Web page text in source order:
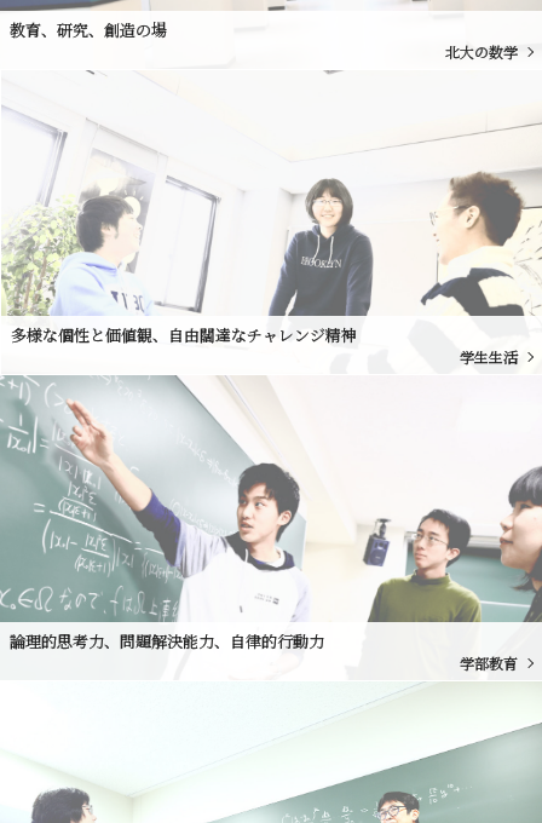
教育、研究、創造の場
北大の数学
多様な個性と価値観、自由闊達なチャレンジ精神
学生生活
論理的思考力、問題解決能力、自律的行動力
学部教育